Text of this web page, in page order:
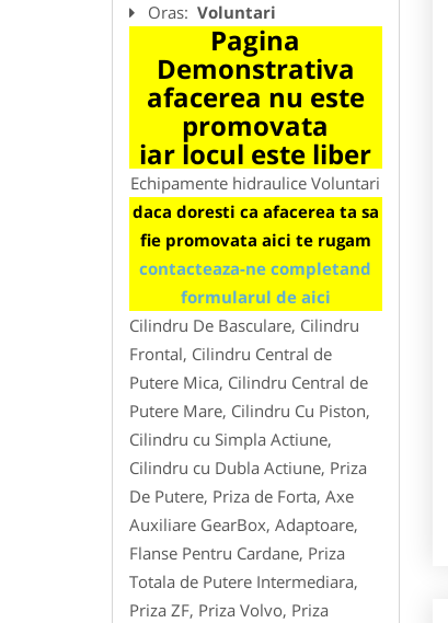
Oras: Voluntari
Pagina
Demonstrativa
afacerea nu este
promovata
iar locul este liber
Echipamente hidraulice Voluntari
daca doresti ca afacerea ta sa
fie promovata aici te rugam
contacteaza-ne completand
formularul de aici
Cilindru De Basculare, Cilindru
Frontal, Cilindru Central de
Putere Mica, Cilindru Central de
Putere Mare, Cilindru Cu Piston,
Cilindru cu Simpla Actiune,
Cilindru cu Dubla Actiune, Priza
De Putere, Priza de Forta, Axe
Auxiliare GearBox, Adaptoare,
Flanse Pentru Cardane, Priza
Totala de Putere Intermediara,
Priza ZF, Priza Volvo, Priza